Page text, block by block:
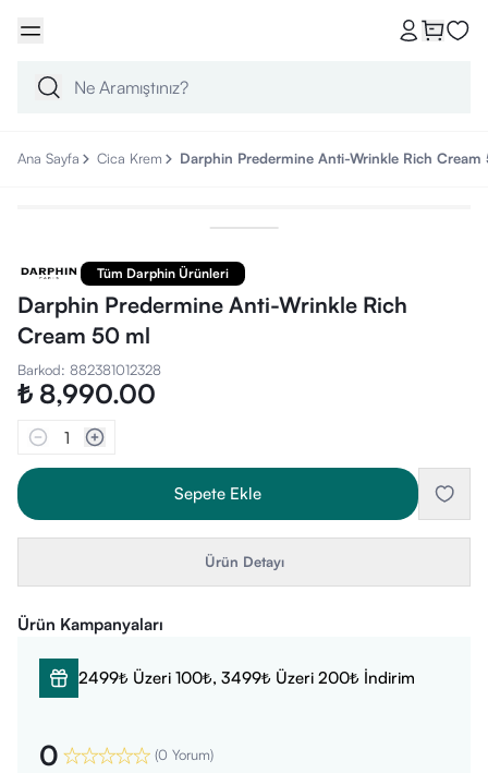
Ana Sayfa Cica Krem Darphin Predermine Anti-Wrinkle Rich Cream
Tüm Darphin Ürünleri
Darphin Predermine Anti-Wrinkle Rich
Cream 50 ml
Barkod: 882381012328
₺ 8,990.00
1
Sepete Ekle
Ürün Detayı
Ürün Kampanyaları
2499₺ Üzeri 100₺, 3499₺ Üzeri 200₺ İndirim
0 (0 Yorum)